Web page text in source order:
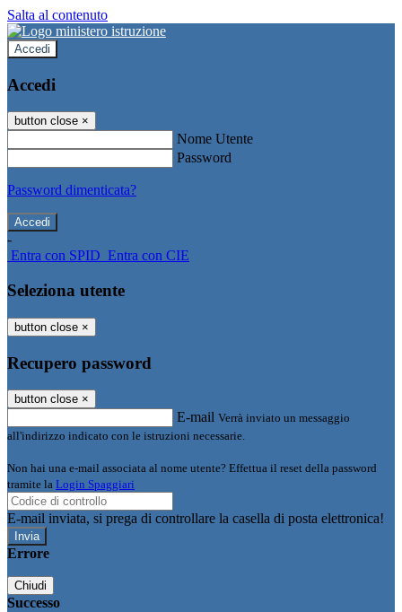
Salta al contenuto
Accedi
Accedi
button close ×
Nome Utente
Password
Password dimenticata?
-
Entra con SPID Entra con CIE
Seleziona utente
button close ×
Recupero password
button close ×
E-mail Verrà inviato un messaggio
all'indirizzo indicato con le istruzioni necessarie.
Non hai una e-mail associata al nome utente? Effettua il reset della password
tramite la Login Spaggiari
E-mail inviata, si prega di controllare la casella di posta elettronica!
Errore
Chiudi
Successo